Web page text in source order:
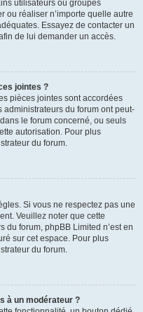
utilisateurs ou groupes
ou réaliser n’importe quelle autre
Essayez de contacter un
de lui demander un accès.
jointes ?
pièces jointes sont accordées
du forum ont peut-
le forum concerné, ou seuls
autorisation. Pour plus
du forum.
Si vous ne respectez pas une
Veuillez noter que cette
du forum, phpBB Limited n’est en
sur cet espace. Pour plus
du forum.
à un modérateur ?